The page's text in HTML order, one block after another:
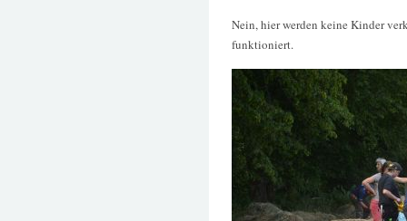
Nein, hier werden keine Kinder
funktioniert.